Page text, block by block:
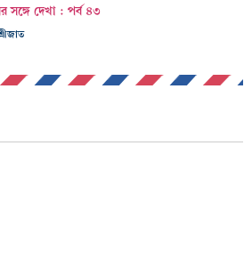
সঙ্গে দেখা : পর্ব ৪৩